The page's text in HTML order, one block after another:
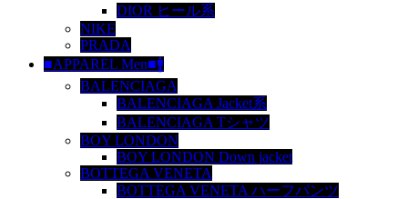
DIOR ヒール系
NIKE
PRADA
■APPAREL Men■🚹
BALENCIAGA
BALENCIAGA Jacket系
BALENCIAGA Tシャツ
BOY LONDON
BOY LONDON Down jacket
BOTTEGA VENETA
BOTTEGA VENETA ハーフパンツ